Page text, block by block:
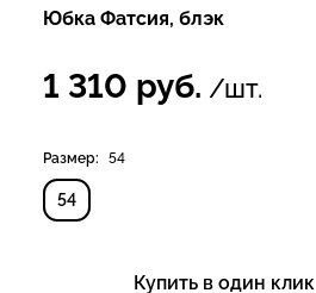
Юбка Фатсия, блэк
1 310 руб. /шт.
Размер: 54
54
Купить в один клик